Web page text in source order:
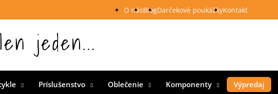
O násBlogDarčekové poukážkyKontakt
jeden...
Príslušenstvo Oblečenie Komponenty Výpredaj